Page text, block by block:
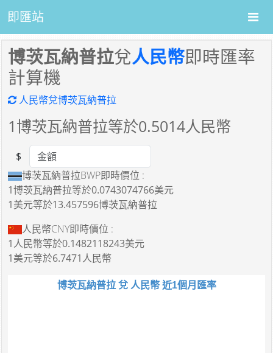
即匯站
博茨瓦納普拉兌人民幣即時匯率
計算機
人民幣兌博茨瓦納普拉
1博茨瓦納普拉等於0.5014人民幣
Amount
$
博茨瓦納普拉BWP即時價位 :
1博茨瓦納普拉等於0.0743074766美元
1美元等於13.457596博茨瓦納普拉
人民幣CNY即時價位 :
1人民幣等於0.1482118243美元
1美元等於6.7471人民幣
博茨瓦納普拉 兌 人民幣 近1個月匯率